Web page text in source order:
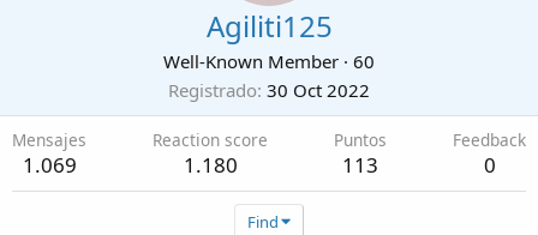
Agiliti125
Well-Known Member · 60
Registrado 30 Oct 2022
Mensajes
1.069
Reaction score
1.180
Puntos
113
Feedback
0
Find